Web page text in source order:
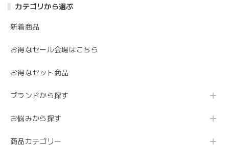
カテゴリから選ぶ
新着商品
お得なセール会場はこちら
お得なセット商品
ブランドから探す
お悩みから探す
商品カテゴリー